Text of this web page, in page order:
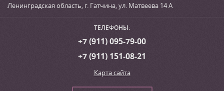
Ленинградская область, г. Гатчина,ул. Матвеева 14 А
ТЕЛЕФОНЫ:
+7 (911) 095-79-00
+7 (911) 151-08-21
Карта сайта